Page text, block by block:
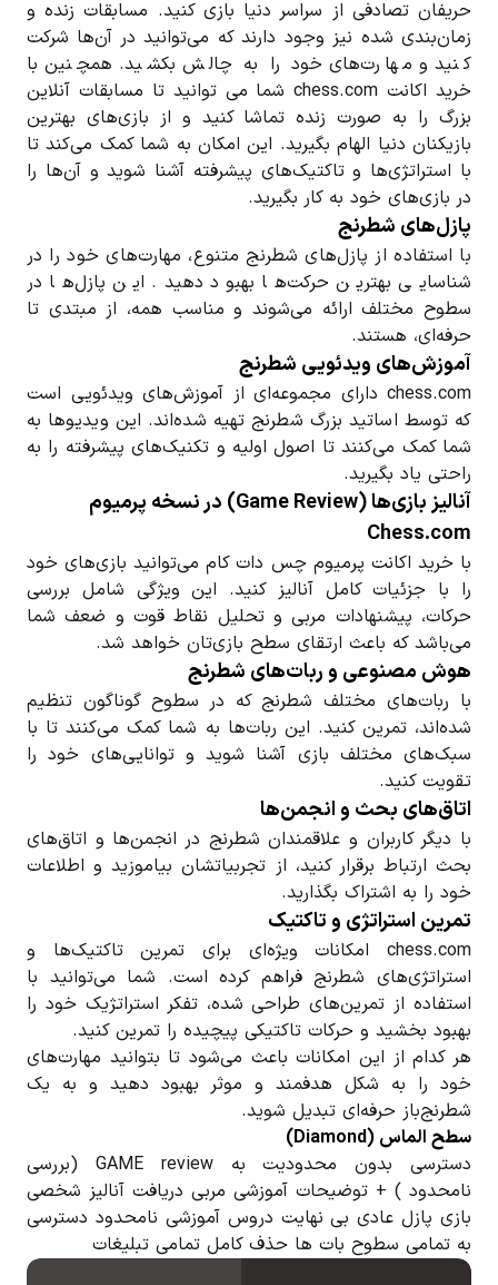
حریفان تصادفی از سراسر دنیا بازی کنید. مسابقات زنده و
زمان‌بندی شده نیز وجود دارند که می‌توانید در آن‌ها شرکت
کنید و مهارت‌های خود را به چالش بکشید. همچنین با
خرید اکانت chess.com شما می توانید تا مسابقات آنلاین
بزرگ را به صورت زنده تماشا کنید و از بازی‌های بهترین
بازیکنان دنیا الهام بگیرید. این امکان به شما کمک می‌کند تا
با استراتژی‌ها و تاکتیک‌های پیشرفته آشنا شوید و آن‌ها را
در بازی‌های خود به کار بگیرید.
پازل‌های شطرنج
با استفاده از پازل‌های شطرنج متنوع، مهارت‌های خود را در
شناسایی بهترین حرکت‌ها بهبود دهید. این پازل‌ها در
سطوح مختلف ارائه می‌شوند و مناسب همه، از مبتدی تا
حرفه‌ای، هستند.
آموزش‌های ویدئویی شطرنج
chess.com دارای مجموعه‌ای از آموزش‌های ویدئویی است
که توسط اساتید بزرگ شطرنج تهیه شده‌اند. این ویدیوها به
شما کمک می‌کنند تا اصول اولیه و تکنیک‌های پیشرفته را به
راحتی یاد بگیرید.
آنالیز بازی‌ها (Game Review) در نسخه پرمیوم
Chess.com
با خرید اکانت پرمیوم چس دات کام می‌توانید بازی‌های خود
را با جزئیات کامل آنالیز کنید. این ویژگی شامل بررسی
حرکات، پیشنهادات مربی و تحلیل نقاط قوت و ضعف شما
می‌باشد که باعث ارتقای سطح بازی‌تان خواهد شد.
هوش مصنوعی و ربات‌های شطرنج
با ربات‌های مختلف شطرنج که در سطوح گوناگون تنظیم
شده‌اند، تمرین کنید. این ربات‌ها به شما کمک می‌کنند تا با
سبک‌های مختلف بازی آشنا شوید و توانایی‌های خود را
تقویت کنید.
اتاق‌های بحث و انجمن‌ها
با دیگر کاربران و علاقمندان شطرنج در انجمن‌ها و اتاق‌های
بحث ارتباط برقرار کنید، از تجربیاتشان بیاموزید و اطلاعات
خود را به اشتراک بگذارید.
تمرین استراتژی و تاکتیک
chess.com امکانات ویژه‌ای برای تمرین تاکتیک‌ها و
استراتژی‌های شطرنج فراهم کرده است. شما می‌توانید با
استفاده از تمرین‌های طراحی شده، تفکر استراتژیک خود را
بهبود بخشید و حرکات تاکتیکی پیچیده را تمرین کنید.
هر کدام از این امکانات باعث می‌شود تا بتوانید مهارت‌های
خود را به شکل هدفمند و موثر بهبود دهید و به یک
شطرنج‌باز حرفه‌ای تبدیل شوید.
سطح الماس (Diamond)
دسترسی بدون محدودیت به GAME review (بررسی
نامحدود ) + توضیحات آموزشی مربی دریافت آنالیز شخصی
بازی پازل عادی بی نهایت دروس آموزشی نامحدود دسترسی
به تمامی سطوح بات ها حذف کامل تمامی تبلیغات